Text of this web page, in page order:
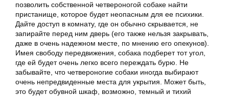
позволить собственной четвероногой собаке найти
пристанище, которое будет неопасным для ее психики.
Дайте доступ в комнату, где он обычно скрывается, не
запирайте перед ним дверь (его также нельзя закрывать,
даже в очень надежном месте, по мнению его опекунов).
Имея свободу передвижения, собака подберет тот угол,
где ей будет очень легко всего переждать бурю. Не
забывайте, что четвероногие собаки иногда выбирают
очень непредвиденные места для укрытия. Может быть,
это будет обувной шкаф, возможно, темный и тихий